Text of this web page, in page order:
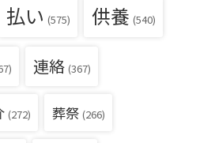
払い (575) 供養 (540)
連絡 (367)
(272) 葬祭 (266)